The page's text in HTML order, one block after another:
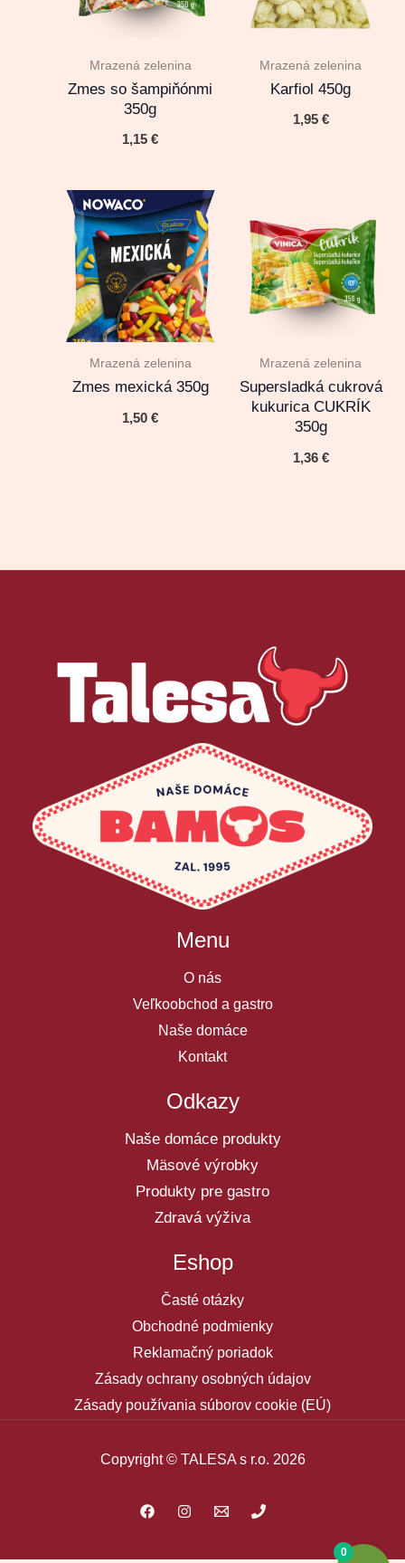
Mrazená zelenina
Zmes so šampiňónmi
350g
1,15€
Mrazená zelenina
Karfiol 450g
1,95 €
Mrazená zelenina
Zmes mexická 350g
1,50€
Mrazená zelenina
Supersladká cukrová
kukurica CUKRÍK
350g
1,36 €
Menu
O nás
Veľkoobchod a gastro
Naše domáce
Kontakt
Odkazy
Naše domáce produkty
Mäsové výrobky
Produkty pre gastro
Zdravá výživa
Eshop
Časté otázky
Obchodné podmienky
Reklamačný poriadok
Zásady ochrany osobných údajov
Zásady používania súborov cookie (EÚ)
Copyright © TALESA s r.o. 2026
0